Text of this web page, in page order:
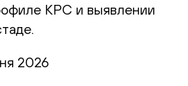
КРС и выявлении
2026